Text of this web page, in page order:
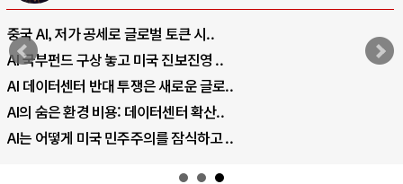
중국 AI, 저가 공세로 글로벌 토큰 시..
AI 국부펀드 구상 놓고 미국 진보진영 ..
AI 데이터센터 반대 투쟁은 새로운 글로..
AI의 숨은 환경 비용: 데이터센터 확산..
AI는 어떻게 미국 민주주의를 잠식하고 ..